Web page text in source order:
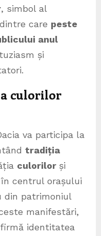
, simbol al
care peste
anul
și
culorilor
va participa la
tradiția
culorilor și
centrul orașului
din patrimoniul
manifestări,
identitatea